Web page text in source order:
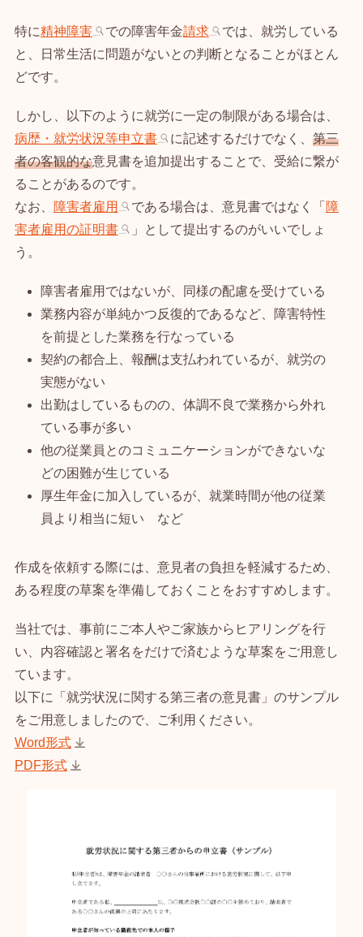
特に精神障害 での障害年金請求
では、就労している
と、日常生活に問題がないとの判断となることがほとん
どです。
しかし、以下のように就労に一定の制限がある場合は、
病歴・就労状況等申立書
に記述するだけでなく、 第三
者の客観的な意見書を追加提出することで、受給に繋が
ることがあるのです。
なお、 障害者雇用 である場合は、意見書ではなく「 障
害者雇用の証明書
」として提出するのがいいでしょ
う。
障害者雇用ではないが、同様の配慮を受けている
業務内容が単純かつ反復的であるなど、障害特性
を前提とした業務を行なっている
契約の都合上、報酬は支払われているが、就労の
実態がない
出勤はしているものの、体調不良で業務から外れ
ている事が多い
他の従業員とのコミュニケーションができないな
どの困難が生じている
厚生年金に加入しているが、就業時間が他の従業
員より相当に短い など
作成を依頼する際には、意見者の負担を軽減するため、
ある程度の草案を準備しておくことをおすすめします。
当社では、事前にご本人やご家族からヒアリングを行
い、内容確認と署名をだけで済むような草案をご用意し
ています。
以下に「就労状況に関する第三者の意見書」のサンプル
をご用意しましたので、ご利用ください。
Word形式
PDF形式